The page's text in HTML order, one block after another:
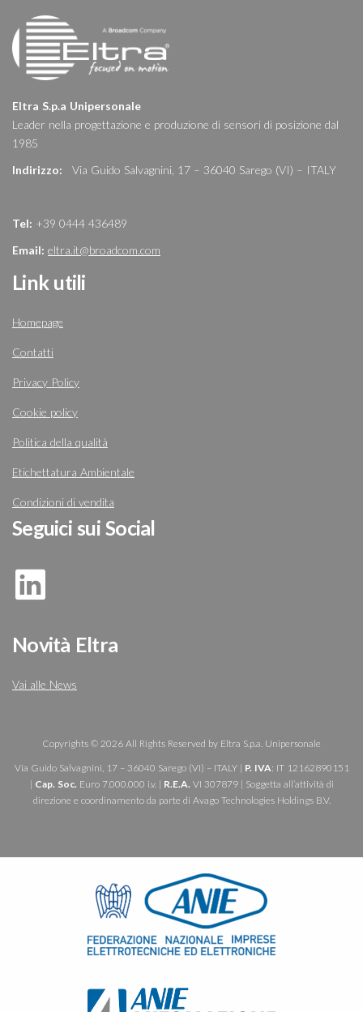
Eltra S.p.a Unipersonale
Leader nella progettazione e produzione di sensori di posizione dal
1985
Indirizzo: Via Guido Salvagnini, 17 – 36040 Sarego (VI) – ITALY
Tel: +39 0444 436489
Email: eltra.it@broadcom.com
Link utili
Homepage
Contatti
Privacy Policy
Cookie policy
Politica della qualità
Etichettatura Ambientale
Condizioni di vendita
Seguici sui Social
Novità Eltra
Vai alle News
Copyrights © 2026 All Rights Reserved by Eltra S.p.a. Unipersonale
Via Guido Salvagnini, 17 – 36040 Sarego (VI) – ITALY | P. IVA: IT 12162890151
| Cap. Soc. Euro 7.000.000 i.v. | R.E.A. VI 307879 | Soggetta all’attività di
direzione e coordinamento da parte di Avago Technologies Holdings B.V.